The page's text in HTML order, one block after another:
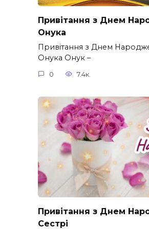
Привітання з Днем
Онука
Привітання з Днем
Онука Онук –
0 7.4к.
Привітання з Днем
Сестрі